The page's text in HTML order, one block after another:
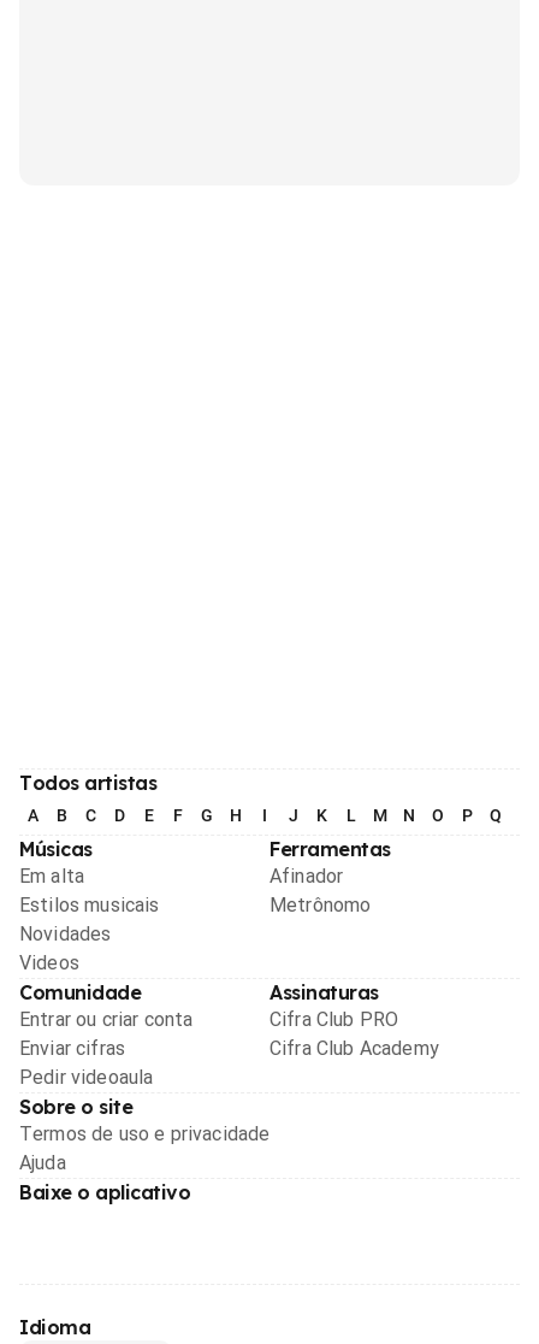
Todos artistas
A B C D E F G H I J K L M N O P Q
Músicas
Em alta
Estilos musicais
Novidades
Videos
Ferramentas
Afinador
Metrônomo
Comunidade
Entrar ou criar conta
Enviar cifras
Pedir videoaula
Assinaturas
Cifra Club PRO
Cifra Club Academy
Sobre o site
Termos de uso e privacidade
Ajuda
Baixe o aplicativo
Idioma